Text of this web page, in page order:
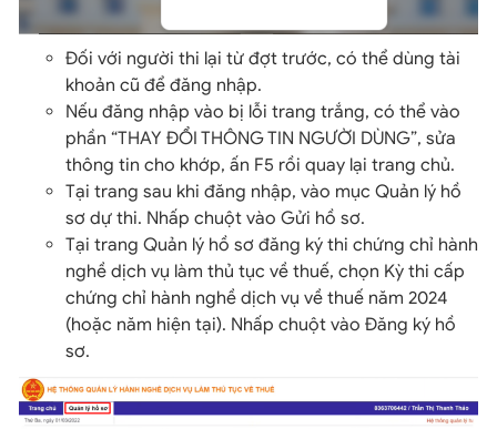
Đối với người thi lại từ đợt trước, có thể dùng tài
khoản cũ để đăng nhập.
Nếu đăng nhập vào bị lỗi trang trắng, có thể vào
phần “THAY ĐỔI THÔNG TIN NGƯỜI DÙNG”, sửa
thông tin cho khớp, ấn F5 rồi quay lại trang chủ.
Tại trang sau khi đăng nhập, vào mục Quản lý hồ
sơ dự thi. Nhấp chuột vào Gửi hồ sơ.
Tại trang Quản lý hồ sơ đăng ký thi chứng chỉ hành
nghề dịch vụ làm thủ tục về thuế, chọn Kỳ thi cấp
chứng chỉ hành nghề dịch vụ về thuế năm 2024
(hoặc năm hiện tại). Nhấp chuột vào Đăng ký hồ
sơ.